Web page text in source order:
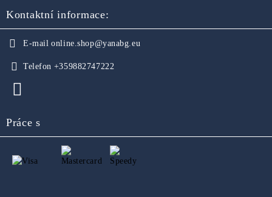
Kontaktní informace:
E-mail online.shop@yanabg.eu
Telefon +359882747222
Práce s